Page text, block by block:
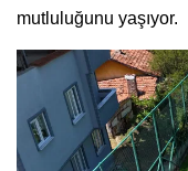
mutluluğunu yaşıyor.